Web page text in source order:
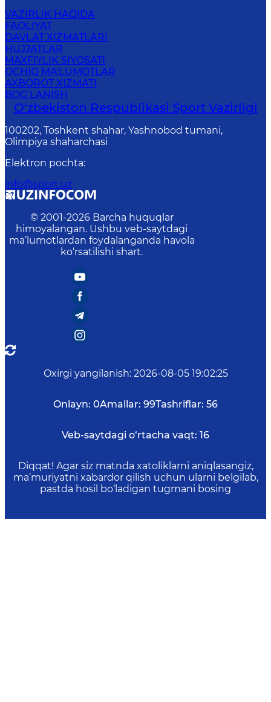
VAZIRLIK HAQIDA
FAOLIYAT
DAVLAT XIZMATLARI
HUJJATLAR
MAXFIYLIK SIYOSATI
OCHIQ MA'LUMOTLAR
AXBOROT XIZMATI
BOG‘LANISH
O‘zbekiston Respublikasi Sport Vazirligi
100202, Toshkent shahar, Yashnobod tumani,
Olimpiya shaharchasi
Elektron pochta:
info@sport.uz
© 2001-2026 Barcha huquqlar
himoyalangan. Ushbu veb-saytdagi
ma’lumotlardan foydalanganda havola
ko‘rsatilishi shart.
Oxirgi yangilanish: 2026-08-05 19:02:25
Onlayn: 0Amallar: 99Tashriflar: 56
Veb-saytdagi o‘rtacha vaqt: 16
Diqqat! Agar siz matnda xatoliklarni aniqlasangiz,
ma’muriyatni xabardor qilish uchun ularni belgilab,
pastda hosil bo‘ladigan tugmani bosing